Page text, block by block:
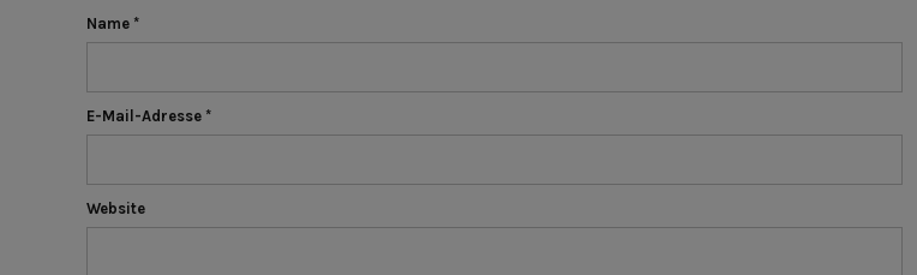
Name *
E-Mail-Adresse *
Website